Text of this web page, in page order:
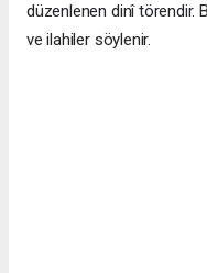
düzenlenen dinî törendir.
ve ilahiler söylenir.